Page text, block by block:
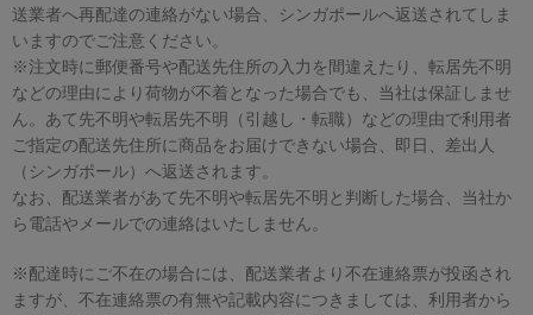
送業者へ再配達の連絡がない場合、シンガポールへ返送されてしま
いますのでご注意ください。
※注文時に郵便番号や配送先住所の入力を間違えたり、転居先不明
などの理由により荷物が不着となった場合でも、当社は保証しませ
ん。あて先不明や転居先不明（引越し・転職）などの理由で利用者
ご指定の配送先住所に商品をお届けできない場合、即日、差出人
（シンガポール）へ返送されます。
なお、配送業者があて先不明や転居先不明と判断した場合、当社か
ら電話やメールでの連絡はいたしません。
※配達時にご不在の場合には、配送業者より不在連絡票が投函され
ますが、不在連絡票の有無や記載内容につきましては、利用者から